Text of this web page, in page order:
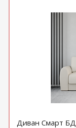
Диван Смарт БД